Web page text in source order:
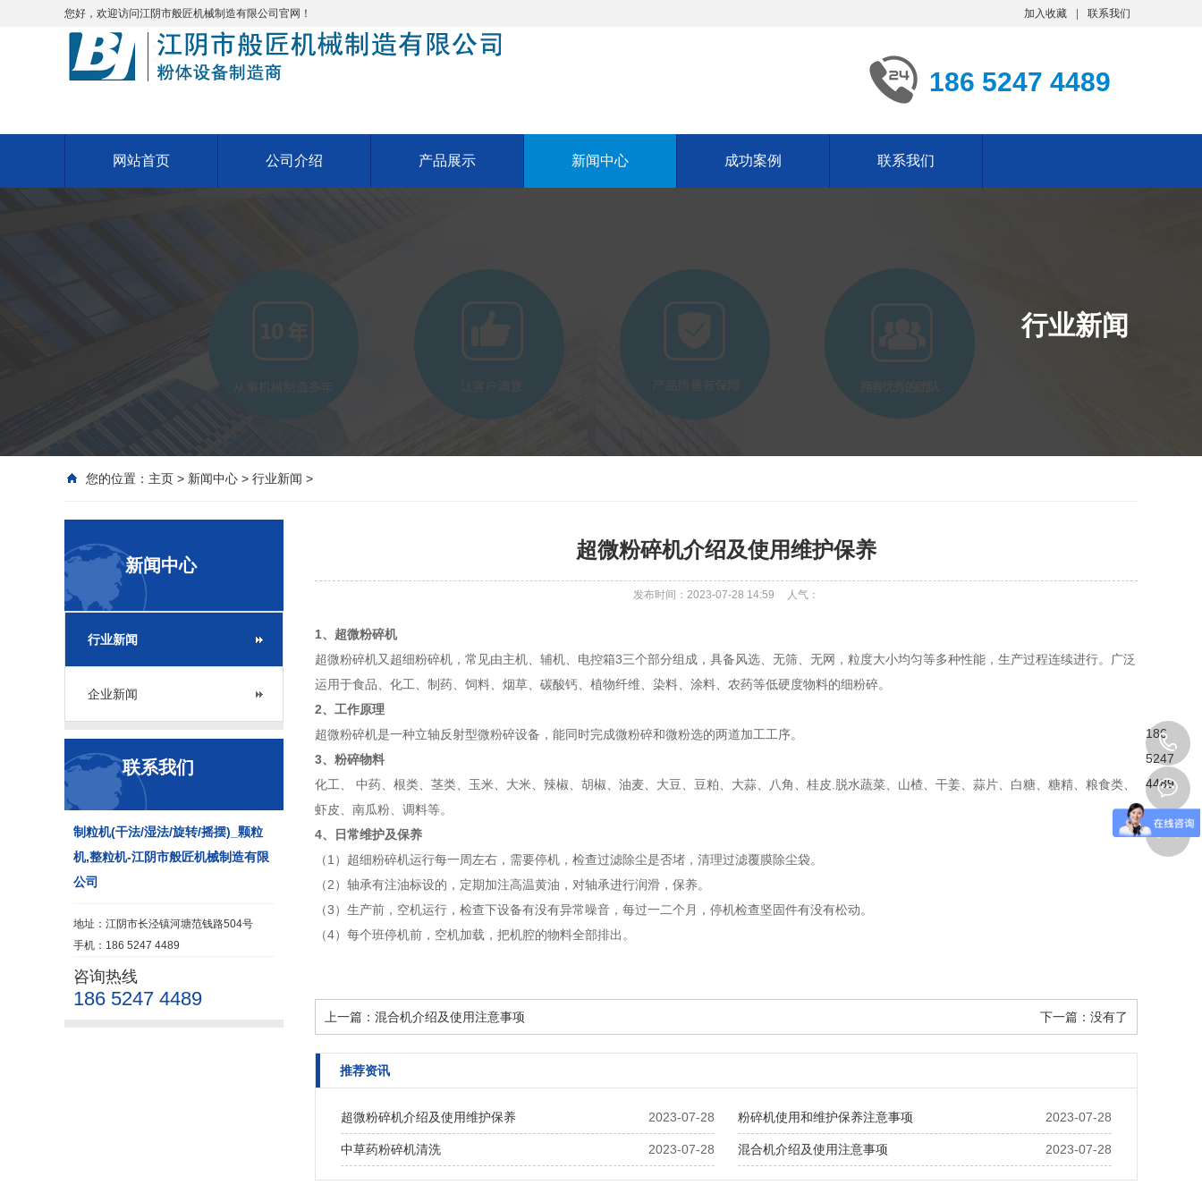
您好，欢迎访问江阴市般匠机械制造有限公司官网！ 加入收藏 联系我们
186 5247 4489
网站首页 公司介绍 产品展示 新闻中心 成功案例 联系我们
行业新闻
您的位置： 主页 > 新闻中心 > 行业新闻 >
新闻中心
行业新闻
企业新闻
联系我们
制粒机(干法/湿法/旋转/摇摆)_颗粒
机,整粒机-江阴市般匠机械制造有限
公司
地址：江阴市长泾镇河塘范钱路504号
手机：186 5247 4489
咨询热线
186 5247 4489
超微粉碎机介绍及使用维护保养
发布时间：2023-07-28 14:59 人气：
1、超微粉碎机
超微粉碎机又超细粉碎机，常见由主机、辅机、电控箱3三个部分组成，具备风选、无筛、无网，粒度大小均匀等多种性能，生产过程连续进行。广泛
运用于食品、化工、制药、饲料、烟草、碳酸钙、植物纤维、染料、涂料、农药等低硬度物料的细粉碎。
2、工作原理
超微粉碎机是一种立轴反射型微粉碎设备，能同时完成微粉碎和微粉选的两道加工工序。
3、粉碎物料
化工、 中药、根类、茎类、玉米、大米、辣椒、胡椒、油麦、大豆、豆粕、大蒜、八角、桂皮.脱水蔬菜、山楂、干姜、蒜片、白糖、糖精、粮食类、
虾皮、南瓜粉、调料等。
4、日常维护及保养
（1）超细粉碎机运行每一周左右，需要停机，检查过滤除尘是否堵，清理过滤覆膜除尘袋。
（2）轴承有注油标设的，定期加注高温黄油，对轴承进行润滑，保养。
（3）生产前，空机运行，检查下设备有没有异常噪音，每过一二个月，停机检查坚固件有没有松动。
（4）每个班停机前，空机加载，把机腔的物料全部排出。
上一篇： 混合机介绍及使用注意事项 下一篇：没有了
推荐资讯
2023-07-28
超微粉碎机介绍及使用维护保养 2023-07-28
粉碎机使用和维护保养注意事项
2023-07-28
中草药粉碎机清洗 2023-07-28
混合机介绍及使用注意事项
186
5247
4489